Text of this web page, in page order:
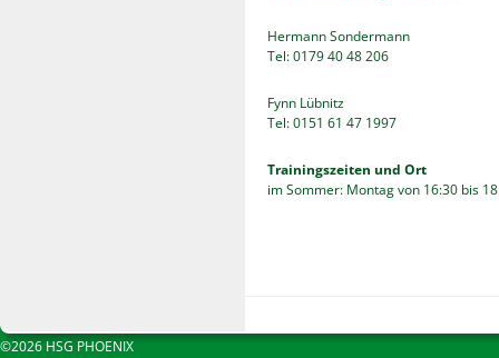
Hermann Sondermann
Tel: 0179 40 48 206
Fynn Lübnitz
Tel: 0151 61 47 1997
Trainingszeiten und Ort
im Sommer: Montag von 16:30 bis
©2026 HSG PHOENIX